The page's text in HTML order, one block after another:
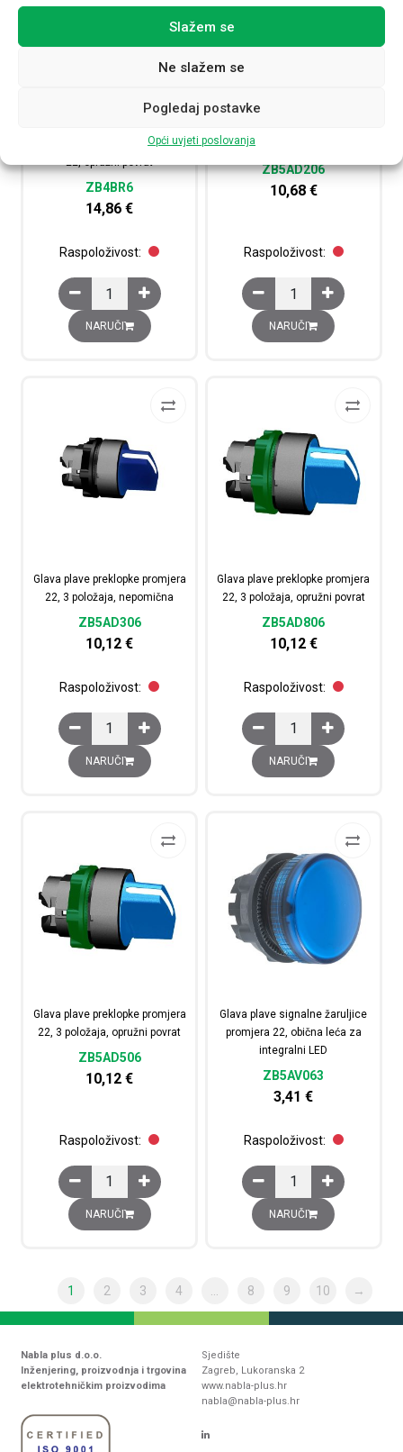
Slažem se
Ne slažem se
Pogledaj postavke
Opći uvjeti poslovanja
promjera 60, za rupu promjera
22, opružni povrat
ZB4BR6
14,86€
Raspoloživost:
Glava gljivastog tipkala, plava, promjera 60, za rupu
NARUČI
22, 2 položaja, nepomična
ZB5AD206
10,68 €
Raspoloživost:
Glava plave
NARUČI
Glava plave preklopke promjera
22, 3 položaja, nepomična
ZB5AD306
10,12€
Raspoloživost:
Glava plave preklopke promjera 22, 3 položaja,
NARUČI
Glava plave preklopke promjera
22, 3 položaja, opružni povrat
ZB5AD806
10,12 €
Raspoloživost:
Glava plave
NARUČI
Glava plave preklopke promjera
22, 3 položaja, opružni povrat
ZB5AD506
10,12€
Raspoloživost:
Glava plave preklopke promjera 22, 3 položaja, opružni
NARUČI
Glava plave signalne žaruljice
promjera 22, obična leća za
integralni LED
ZB5AV063
3,41€
Raspoloživost:
Glava plave signalne
NARUČI
1 2 3 4 8 9 10 →
Nabla plus d.o.o.
Inženjering, proizvodnja i trgovina
elektrotehničkim proizvodima
Sjedište
Zagreb, Lukoranska 2
www.nabla-plus.hr
nabla@nabla-plus.hr